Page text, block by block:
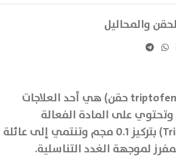
والمحاليل
حقن تريبتوفيم (triptofem 0.1 حقن) هي أحد العلاجات
وتحتوي على المادة الفعالة
تريبتوريلين (Triptorelin) بتركيز 0.1 مجم وتنتمي إلى عائلة
لموجهة الغدد التناسلية.